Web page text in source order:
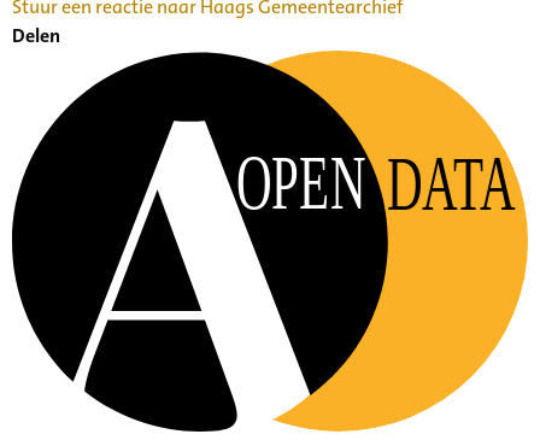
Stuur een reactie naar Haags Gemeentearchief
Delen
OPEN DATA